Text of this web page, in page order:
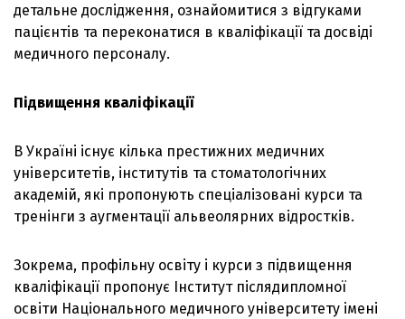
детальне дослідження, ознайомитися з відгуками
пацієнтів та переконатися в кваліфікації та досвіді
медичного персоналу.
Підвищення кваліфікації
В Україні існує кілька престижних медичних
університетів, інститутів та стоматологічних
академій, які пропонують спеціалізовані курси та
тренінги з аугментації альвеолярних відростків.
Зокрема, профільну освіту і курси з підвищення
кваліфікації пропонує Інститут післядипломної
освіти Національного медичного університету імені